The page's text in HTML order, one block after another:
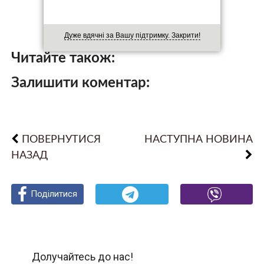
Дуже вдячні за Вашу підтримку. Закрити!
Читайте також:
Залишити коментар:
ПОВЕРНУТИСЯ
НАЗАД
НАСТУПНА НОВИНА
Поділитися
Поділитися
Поділитися
Долучайтесь до нас!